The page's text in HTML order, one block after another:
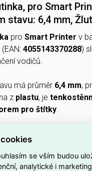
pro Smart
stavu: 6,4 mm,
pro Smart Printer v
(EAN: 4055143370288)
vodičů.
má průměr 6,4 mm,
z plastu, je
pro štítky.
TUTO SMRŠŤOVACÍ
se Smart Printer
a označovacích
se vším budou
analytické i